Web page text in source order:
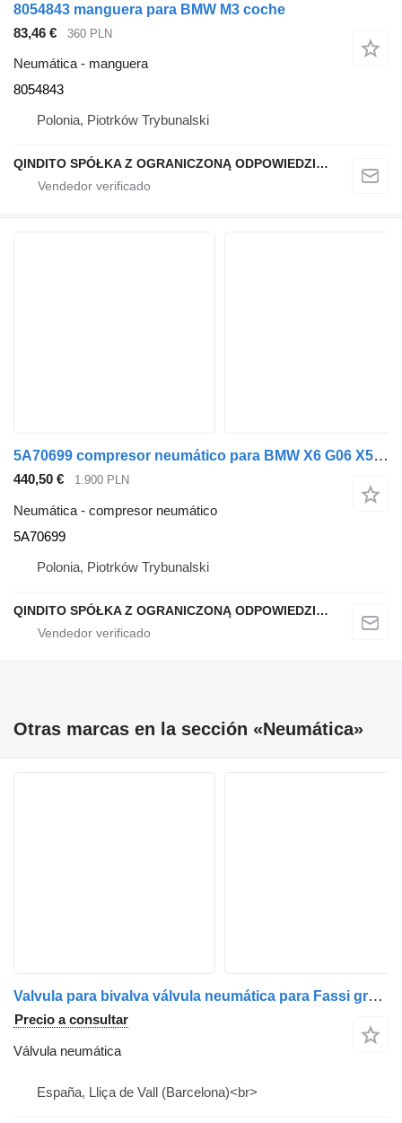
8054843 manguera para BMW M3 coche
83,46 €
360 PLN
Neumática - manguera
8054843
Polonia, Piotrków Trybunalski
QINDITO SPÓŁKA Z OGRANICZONĄ ODPOWIEDZIALNOŚCIĄ
5A70699 compresor neumático para BMW X6 G06 X5 G05 coche
440,50 € 1.900 PLN
Neumática - compresor neumático
5A70699
Polonia, Piotrków Trybunalski
QINDITO SPÓŁKA Z OGRANICZONĄ ODPOWIEDZIALNOŚCIĄ
Otras marcas en la sección «Neumática»
Valvula para bivalva válvula neumática para Fassi grúa autocargante
Precio a consultar
Válvula neumática
España, Lliça de Vall (Barcelona)<br>